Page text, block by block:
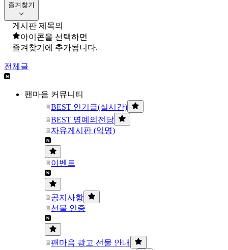
즐겨찾기
게시판 제목의
아이콘을 선택하면
즐겨찾기에 추가됩니다.
전체글
팬마음 커뮤니티
BEST 인기글(실시간)
BEST 명예의전당
자유게시판 (익명)
이벤트
공지사항
선물 인증
팬마음 광고 선물 안내